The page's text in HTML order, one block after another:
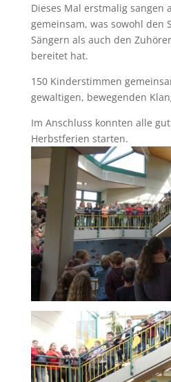
Dieses Mal erstmalig sangen
gemeinsam, was sowohl den
Sängern als auch den
bereitet hat.
150 Kinderstimmen
gewaltigen, bewegenden
Im Anschluss konnten alle
Herbstferien starten.